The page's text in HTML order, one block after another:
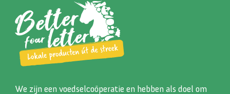
We zijn een voedselcoöperatie en hebben als doel om